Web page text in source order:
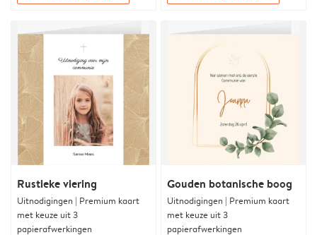
Rustieke viering
Uitnodigingen | Premium kaart
met keuze uit 3
papierafwerkingen
Gouden botanische boog
Uitnodigingen | Premium kaart
met keuze uit 3
papierafwerkingen